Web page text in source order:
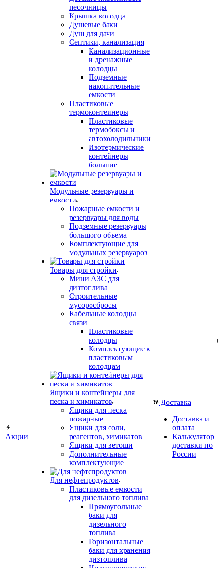
Акции
песочницы
Крышка колодца
Душевые баки
Душ для дачи
Септики, канализация
Канализационные
и дренажные
колодцы
Подземные
накопительные
емкости
Пластиковые
термоконтейнеры
Пластиковые
термобоксы и
автохолодильники
Изотермические
контейнеры
большие
Модульные резервуары и
емкости
Пожарные емкости и
резервуары для воды
Подземные резервуары
большого объема
Комплектующие для
модульных резервуаров
Товары для стройки
Мини АЗС для
дизтоплива
Строительные
мусоросбросы
Кабельные колодцы
связи
Пластиковые
колодцы
Комплектующие к
пластиковым
колодцам
Ящики и контейнеры для
песка и химикатов
Ящики для песка
пожарные
Ящики для соли,
реагентов, химикатов
Ящики для ветоши
Дополнительные
комплектующие
Для нефтепродуктов
Пластиковые емкости
для дизельного топлива
Прямоугольные
баки для
дизельного
топлива
Горизонтальные
баки для хранения
дизтоплива
Доставка
Доставка и
оплата
Калькулятор
доставки по
России